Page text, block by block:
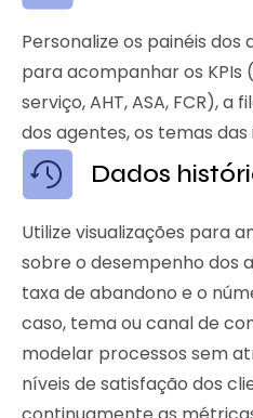
Personalize os painéis
para acompanhar os KPIs
serviço, AHT, ASA, FCR),
dos agentes, os temas
Dados
Utilize visualizações para
sobre o desempenho dos
taxa de abandono e o
caso, tema ou canal de
modelar processos sem
níveis de satisfação dos